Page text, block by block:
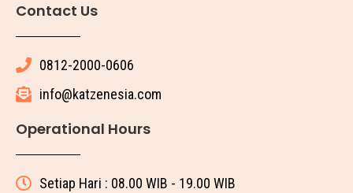
Contact Us
0812-2000-0606
info@katzenesia.com
Operational Hours
Setiap Hari : 08.00 WIB - 19.00 WIB